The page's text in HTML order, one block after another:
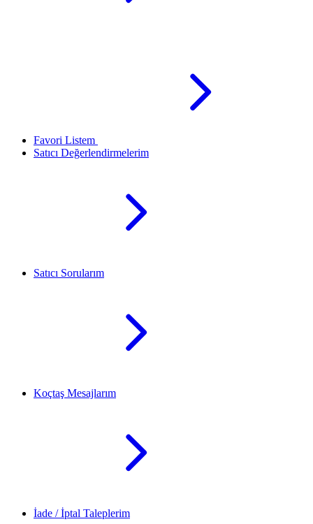
Favori Listem
Satıcı Değerlendirmelerim
Satıcı Sorularım
Koçtaş Mesajlarım
İade / İptal Taleplerim